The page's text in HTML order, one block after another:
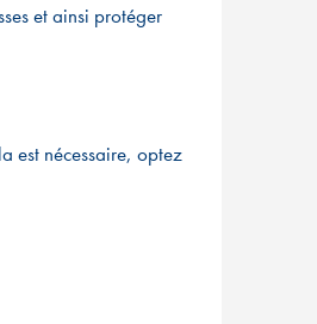
et ainsi protéger
est nécessaire, optez